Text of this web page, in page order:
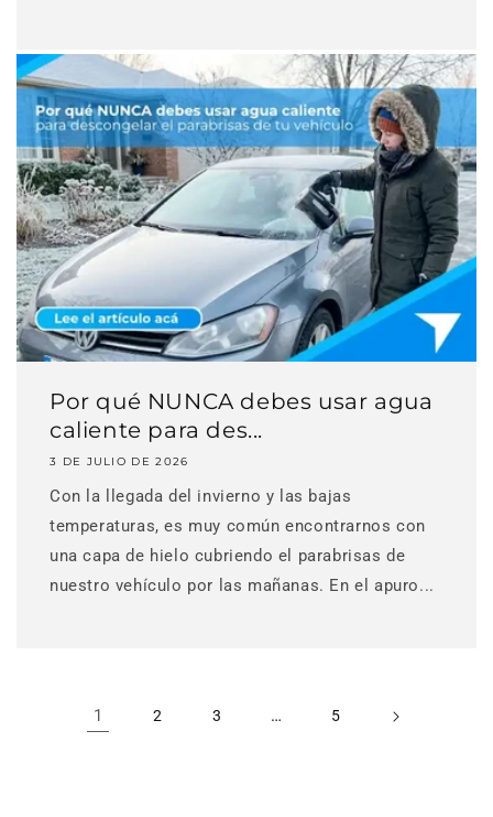
Por qué NUNCA debes usar agua
caliente para des...
3 DE JULIO DE 2026
Con la llegada del invierno y las bajas
temperaturas, es muy común encontrarnos con
una capa de hielo cubriendo el parabrisas de
nuestro vehículo por las mañanas. En el apuro...
1 2 3 … 5